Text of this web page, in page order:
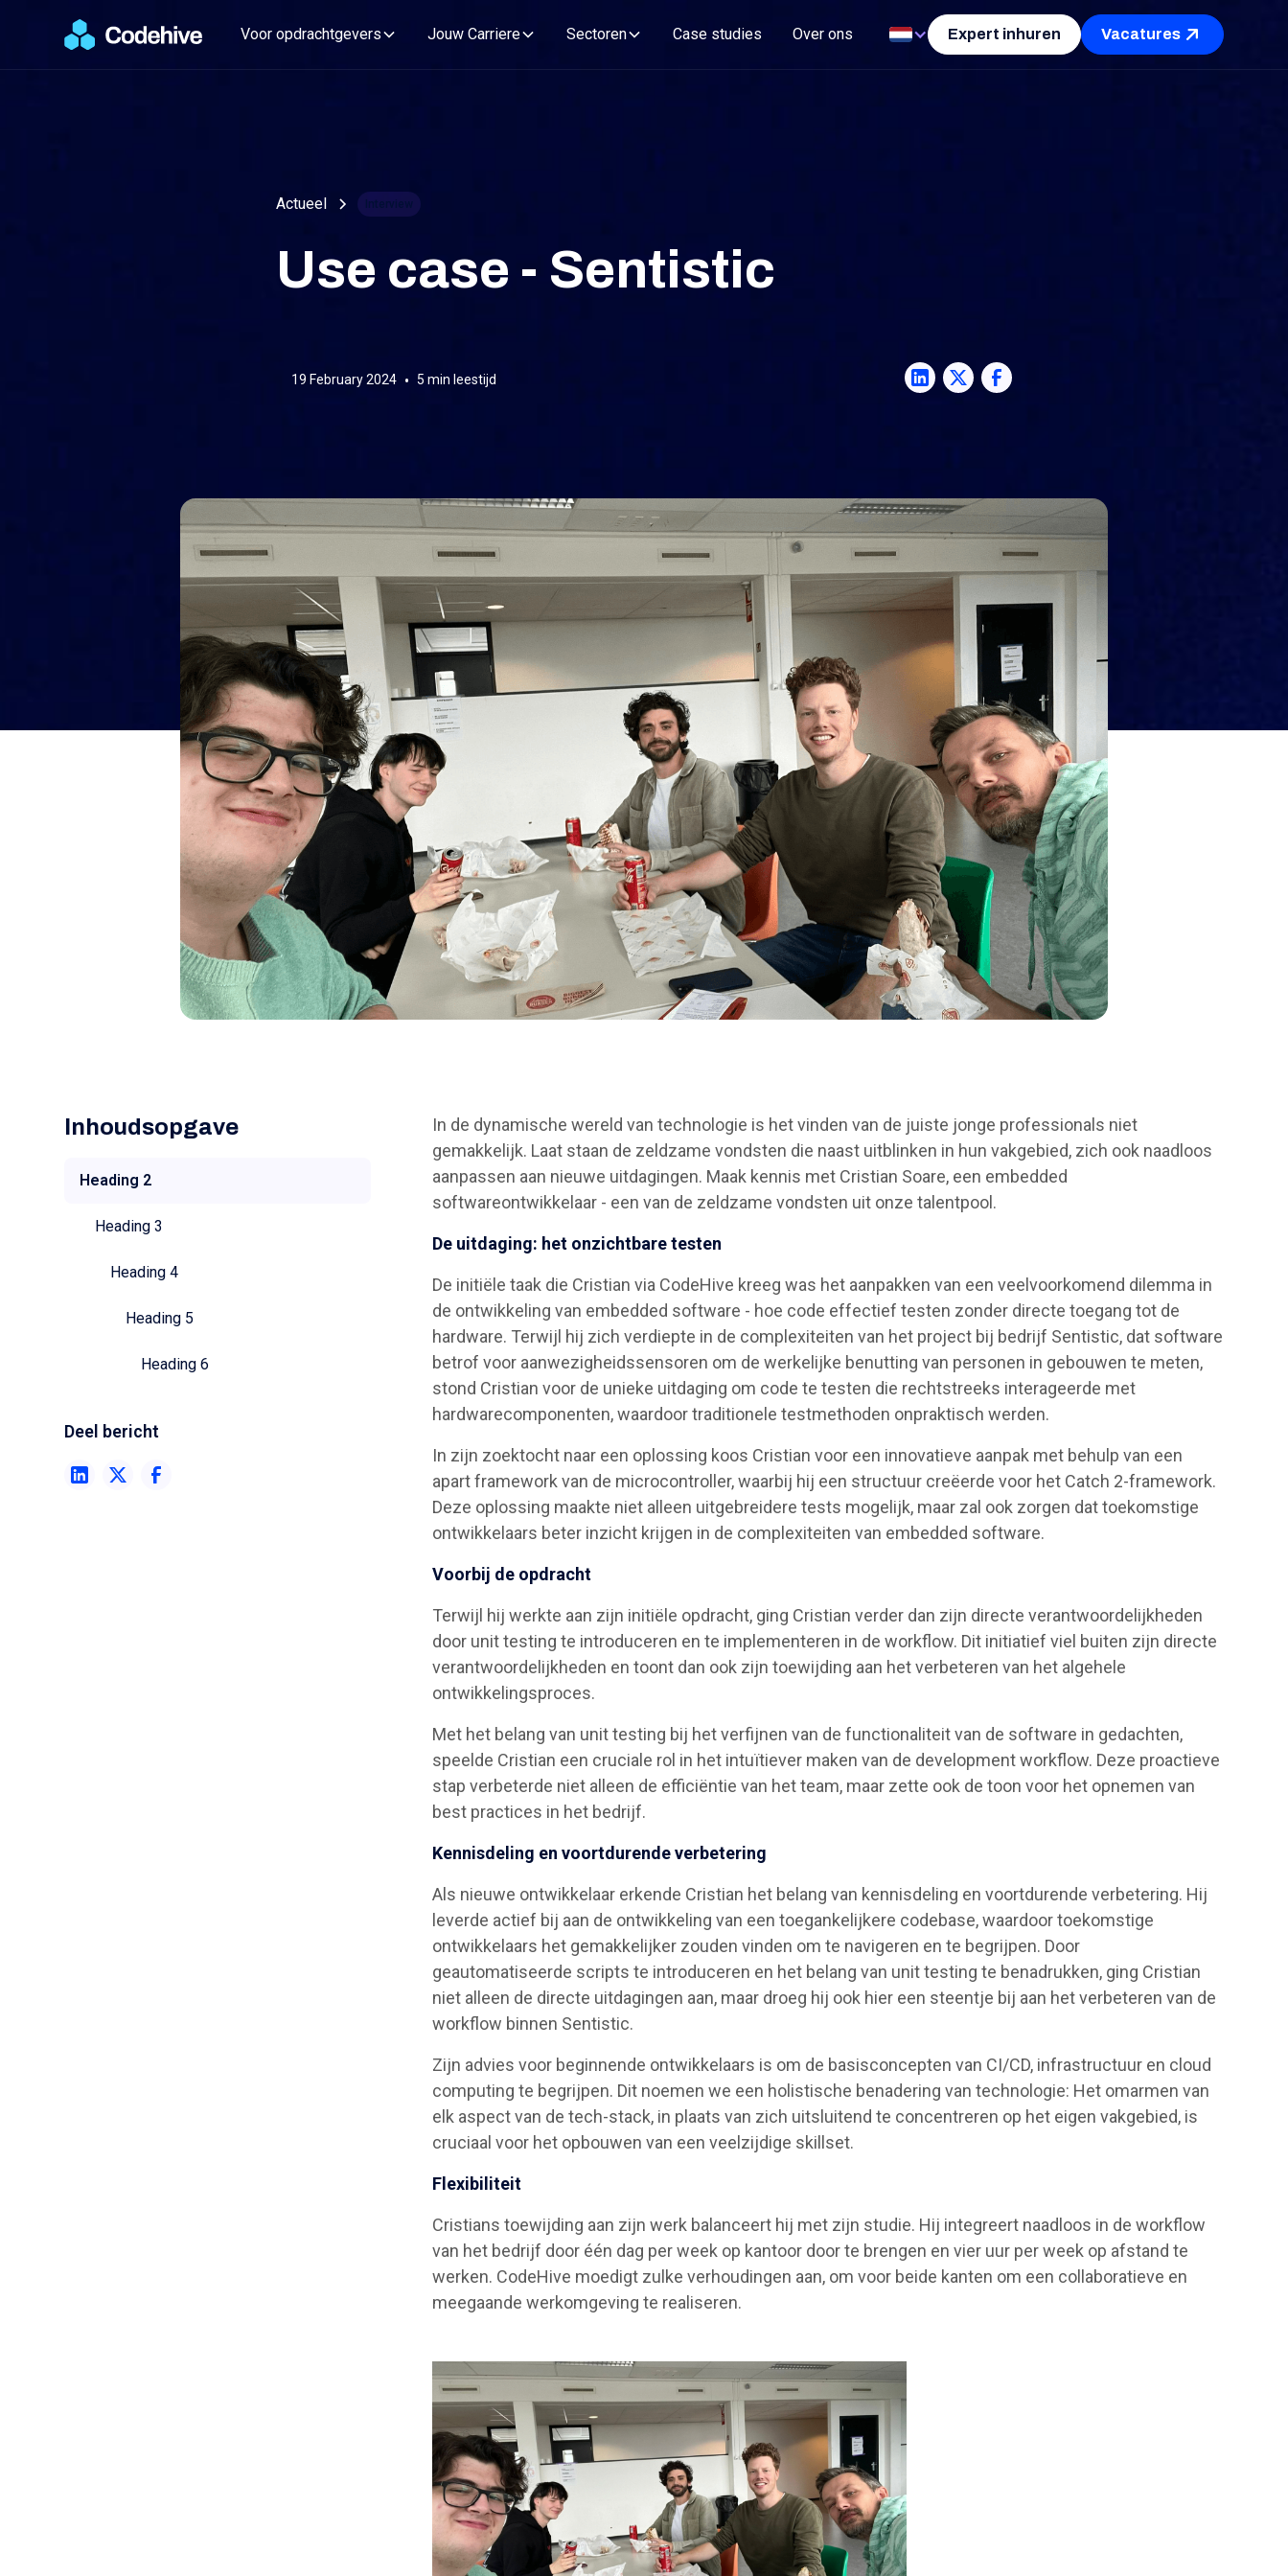
Voor opdrachtgevers Jouw Carriere Sectoren Case studies Over ons Expert inhuren Vacatures
Actueel Interview
Use case - Sentistic
19 February 2024 • 5 min leestijd
Inhoudsopgave
Heading 2
Heading 3
Heading 4
Heading 5
Heading 6
Deel bericht
In de dynamische wereld van technologie is het vinden van de juiste jonge professionals niet
gemakkelijk. Laat staan de zeldzame vondsten die naast uitblinken in hun vakgebied, zich ook naadloos
aanpassen aan nieuwe uitdagingen. Maak kennis met Cristian Soare, een embedded
softwareontwikkelaar - een van de zeldzame vondsten uit onze talentpool.
De uitdaging: het onzichtbare testen
De initiële taak die Cristian via CodeHive kreeg was het aanpakken van een veelvoorkomend dilemma in
de ontwikkeling van embedded software - hoe code effectief testen zonder directe toegang tot de
hardware. Terwijl hij zich verdiepte in de complexiteiten van het project bij bedrijf Sentistic, dat software
betrof voor aanwezigheidssensoren om de werkelijke benutting van personen in gebouwen te meten,
stond Cristian voor de unieke uitdaging om code te testen die rechtstreeks interageerde met
hardwarecomponenten, waardoor traditionele testmethoden onpraktisch werden.
In zijn zoektocht naar een oplossing koos Cristian voor een innovatieve aanpak met behulp van een
apart framework van de microcontroller, waarbij hij een structuur creëerde voor het Catch 2-framework.
Deze oplossing maakte niet alleen uitgebreidere tests mogelijk, maar zal ook zorgen dat toekomstige
ontwikkelaars beter inzicht krijgen in de complexiteiten van embedded software.
Voorbij de opdracht
Terwijl hij werkte aan zijn initiële opdracht, ging Cristian verder dan zijn directe verantwoordelijkheden
door unit testing te introduceren en te implementeren in de workflow. Dit initiatief viel buiten zijn directe
verantwoordelijkheden en toont dan ook zijn toewijding aan het verbeteren van het algehele
ontwikkelingsproces.
Met het belang van unit testing bij het verfijnen van de functionaliteit van de software in gedachten,
speelde Cristian een cruciale rol in het intuïtiever maken van de development workflow. Deze proactieve
stap verbeterde niet alleen de efficiëntie van het team, maar zette ook de toon voor het opnemen van
best practices in het bedrijf.
Kennisdeling en voortdurende verbetering
Als nieuwe ontwikkelaar erkende Cristian het belang van kennisdeling en voortdurende verbetering. Hij
leverde actief bij aan de ontwikkeling van een toegankelijkere codebase, waardoor toekomstige
ontwikkelaars het gemakkelijker zouden vinden om te navigeren en te begrijpen. Door
geautomatiseerde scripts te introduceren en het belang van unit testing te benadrukken, ging Cristian
niet alleen de directe uitdagingen aan, maar droeg hij ook hier een steentje bij aan het verbeteren van de
workflow binnen Sentistic.
Zijn advies voor beginnende ontwikkelaars is om de basisconcepten van CI/CD, infrastructuur en cloud
computing te begrijpen. Dit noemen we een holistische benadering van technologie: Het omarmen van
elk aspect van de tech-stack, in plaats van zich uitsluitend te concentreren op het eigen vakgebied, is
cruciaal voor het opbouwen van een veelzijdige skillset.
Flexibiliteit
Cristians toewijding aan zijn werk balanceert hij met zijn studie. Hij integreert naadloos in de workflow
van het bedrijf door één dag per week op kantoor door te brengen en vier uur per week op afstand te
werken. CodeHive moedigt zulke verhoudingen aan, om voor beide kanten om een collaboratieve en
meegaande werkomgeving te realiseren.